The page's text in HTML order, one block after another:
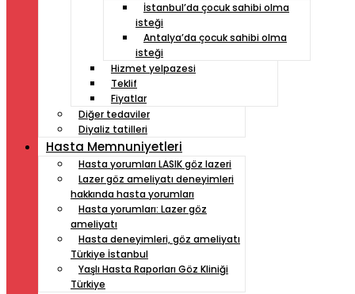
İstanbul’da çocuk sahibi olma
isteği
Antalya’da çocuk sahibi olma
isteği
Hizmet yelpazesi
Teklif
Fiyatlar
Diğer tedaviler
Diyaliz tatilleri
Hasta Memnuniyetleri
Hasta yorumları LASIK göz lazeri
Lazer göz ameliyatı deneyimleri
hakkında hasta yorumları
Hasta yorumları: Lazer göz
ameliyatı
Hasta deneyimleri, göz ameliyatı
Türkiye İstanbul
Yaşlı Hasta Raporları Göz Kliniği
Türkiye